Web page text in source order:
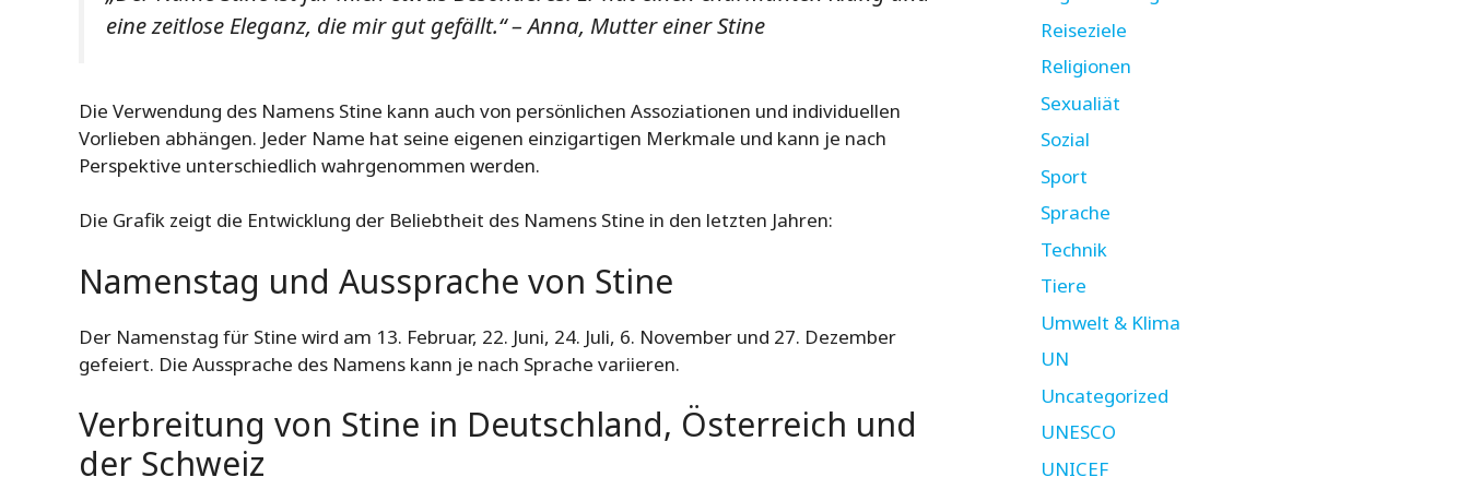
eine zeitlose Eleganz, die mir gut gefällt.“ – Anna, Mutter einer Stine
Die Verwendung des Namens Stine kann auch von persönlichen Assoziationen und individuellen
Vorlieben abhängen. Jeder Name hat seine eigenen einzigartigen Merkmale und kann je nach
Perspektive unterschiedlich wahrgenommen werden.
Die Grafik zeigt die Entwicklung der Beliebtheit des Namens Stine in den letzten Jahren:
Namenstag und Aussprache von Stine
Der Namenstag für Stine wird am 13. Februar, 22. Juni, 24. Juli, 6. November und 27. Dezember
gefeiert. Die Aussprache des Namens kann je nach Sprache variieren.
Verbreitung von Stine in Deutschland, Österreich und
der Schweiz
Reiseziele
Religionen
Sexualiät
Sozial
Sport
Sprache
Technik
Tiere
Umwelt & Klima
UN
Uncategorized
UNESCO
UNICEF